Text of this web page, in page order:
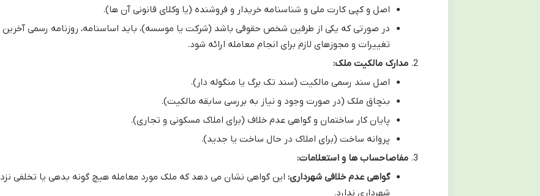
اصل و کپی کارت ملی و شناسنامه خریدار و فروشنده (یا وکلای قانونی آن ها).
در صورتی که یکی از طرفین شخص حقوقی باشد (شرکت یا موسسه)، باید اساسنامه، روزنامه رسمی آخرین
تغییرات و مجوزهای لازم برای انجام معامله ارائه شود.
مدارک مالکیت ملک:
اصل سند رسمی مالکیت (سند تک برگ یا منگوله دار).
بنچاق ملک (در صورت وجود و نیاز به بررسی سابقه مالکیت).
پایان کار ساختمان و گواهی عدم خلاف (برای املاک مسکونی و تجاری).
پروانه ساخت (برای املاک در حال ساخت یا جدید).
مفاصاحساب ها و استعلامات:
گواهی عدم خلافی شهرداری: این گواهی نشان می دهد که ملک مورد معامله هیچ گونه بدهی یا تخلفی نزد
شهرداری ندارد.